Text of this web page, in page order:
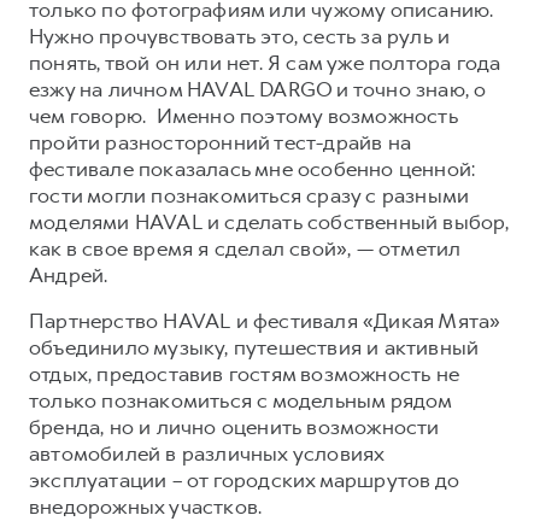
только по фотографиям или чужому описанию.
Нужно прочувствовать это, сесть за руль и
понять, твой он или нет. Я сам уже полтора года
езжу на личном HAVAL DARGO и точно знаю, о
чем говорю. Именно поэтому возможность
пройти разносторонний тест-драйв на
фестивале показалась мне особенно ценной:
гости могли познакомиться сразу с разными
моделями HAVAL и сделать собственный выбор,
как в свое время я сделал свой», — отметил
Андрей.
Партнерство HAVAL и фестиваля «Дикая Мята»
объединило музыку, путешествия и активный
отдых, предоставив гостям возможность не
только познакомиться с модельным рядом
бренда, но и лично оценить возможности
автомобилей в различных условиях
эксплуатации – от городских маршрутов до
внедорожных участков.